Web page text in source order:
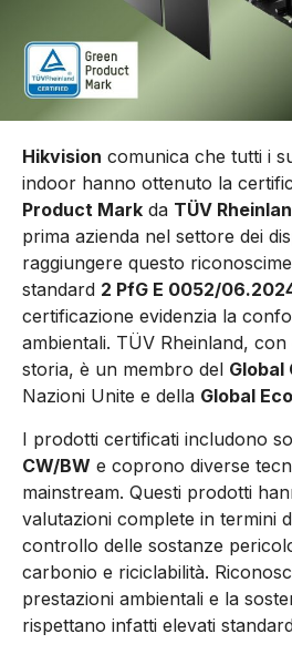
Hikvision comunica che tutti i
indoor hanno ottenuto la
Product Mark da TÜV
prima azienda nel settore dei
raggiungere questo
standard 2 PfG E 0052/
certificazione evidenzia la
ambientali. TÜV Rheinland,
storia, è un membro del Global
Nazioni Unite e della Global
I prodotti certificati includono
CW/BW e coprono diverse
mainstream. Questi prodotti
valutazioni complete in termini
controllo delle sostanze
carbonio e riciclabilità.
prestazioni ambientali e la
rispettano infatti elevati